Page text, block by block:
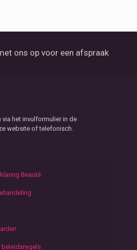
ons op voor een afspraak
het invulformulier in de
website of telefonisch.
Beauté
beleidsregels